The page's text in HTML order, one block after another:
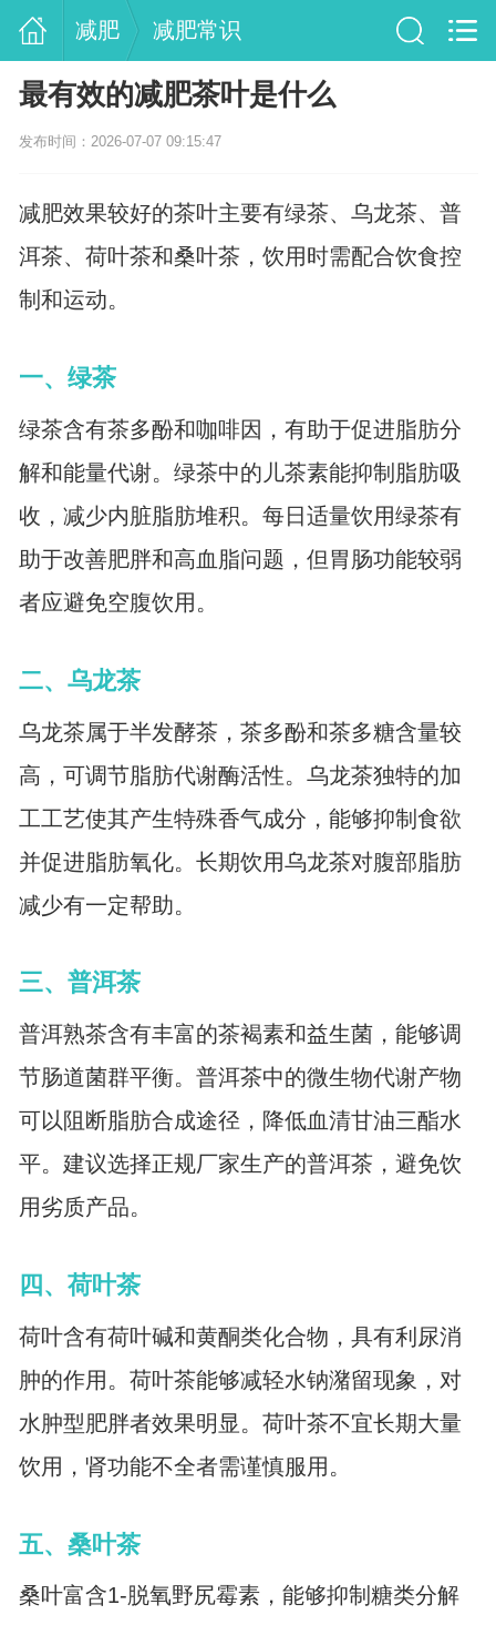
减肥 减肥常识
最有效的减肥茶叶是什么
发布时间：2026-07-07 09:15:47
减肥效果较好的茶叶主要有绿茶、乌龙茶、普
洱茶、荷叶茶和桑叶茶，饮用时需配合饮食控
制和运动。
一、绿茶
绿茶含有茶多酚和咖啡因，有助于促进脂肪分
解和能量代谢。绿茶中的儿茶素能抑制脂肪吸
收，减少内脏脂肪堆积。每日适量饮用绿茶有
助于改善肥胖和高血脂问题，但胃肠功能较弱
者应避免空腹饮用。
二、乌龙茶
乌龙茶属于半发酵茶，茶多酚和茶多糖含量较
高，可调节脂肪代谢酶活性。乌龙茶独特的加
工工艺使其产生特殊香气成分，能够抑制食欲
并促进脂肪氧化。长期饮用乌龙茶对腹部脂肪
减少有一定帮助。
三、普洱茶
普洱熟茶含有丰富的茶褐素和益生菌，能够调
节肠道菌群平衡。普洱茶中的微生物代谢产物
可以阻断脂肪合成途径，降低血清甘油三酯水
平。建议选择正规厂家生产的普洱茶，避免饮
用劣质产品。
四、荷叶茶
荷叶含有荷叶碱和黄酮类化合物，具有利尿消
肿的作用。荷叶茶能够减轻水钠潴留现象，对
水肿型肥胖者效果明显。荷叶茶不宜长期大量
饮用，肾功能不全者需谨慎服用。
五、桑叶茶
桑叶富含1-脱氧野尻霉素，能够抑制糖类分解